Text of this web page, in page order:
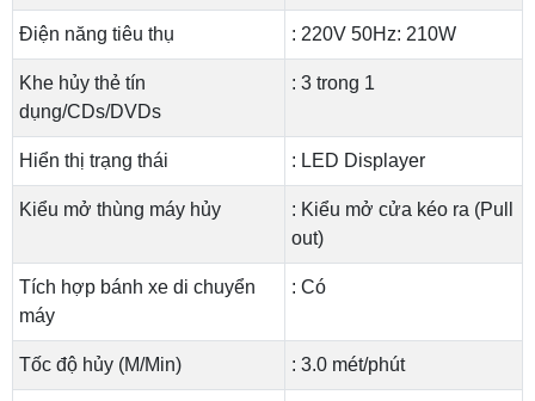
Điện năng tiêu thụ : 220V 50Hz: 210W
Khe hủy thẻ tín
dụng/CDs/DVDs
: 3 trong 1
Hiển thị trạng thái : LED Displayer
Kiểu mở thùng máy hủy
: Kiểu mở cửa kéo ra (Pull
out)
Tích hợp bánh xe di chuyển
máy
: Có
Tốc độ hủy (M/Min) : 3.0 mét/phút